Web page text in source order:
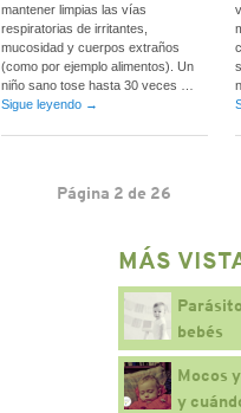
mantener limpias las vías
respiratorias de irritantes,
mucosidad y cuerpos extraños
(como por ejemplo alimentos). Un
niño sano tose hasta 30 veces …
Sigue leyendo →
Página 2 de 26
MÁS
bebés
Mocos
y